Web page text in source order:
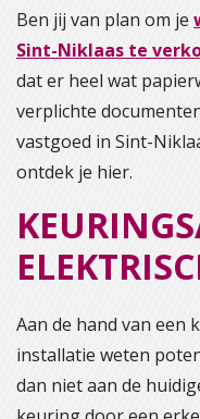
Ben jij van plan om je
Sint-Niklaas te
dat er heel wat
verplichte
vastgoed in Sint-
ontdek je hier.
Aan de hand van een
installatie weten
dan niet aan de